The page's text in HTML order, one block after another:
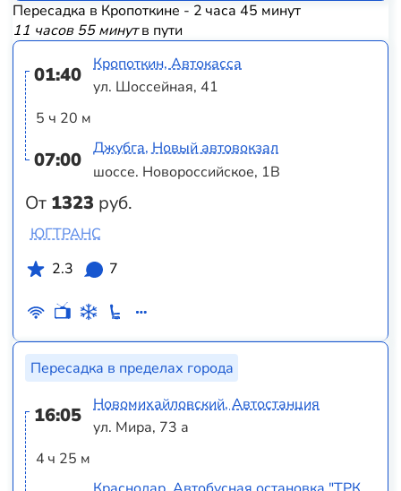
Пересадка в Кропоткине - 2 часа 45 минут
11 часов 55 минутв пути
01:40
5 ч 20 м
07:00
От 1323 руб.
Кропоткин, Автокасса
ул. Шоссейная, 41
Джубга, Новый автовокзал
шоссе. Новороссийское, 1В
ЮГТРАНС
2.3
7
Пересадка в пределах города
16:05
4 ч 25 м
Новомихайловский, Автостанция
ул. Мира, 73 а